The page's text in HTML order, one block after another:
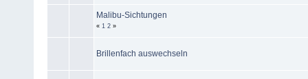
Malibu-Sichtungen
« 1 2 »
Brillenfach auswechseln